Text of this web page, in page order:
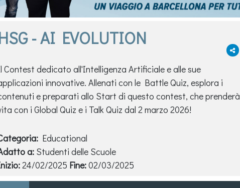
- AI EVOLUTION
Contest dedicato all'Intelligenza Artificiale e alle sue
innovative. Allenati con le Battle Quiz, esplora i
e preparati allo Start di questo contest, che prenderà
con i Global Quiz e i Talk Quiz dal 2 marzo 2026!
Educational
a:Studenti delle Scuole
24/02/2025 Fine:02/03/2025